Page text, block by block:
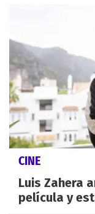
CINE
Luis Zahera
película y